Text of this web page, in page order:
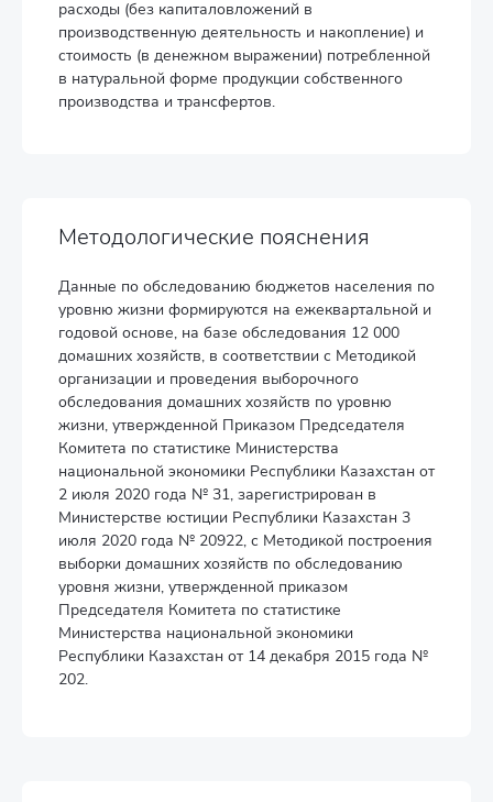
расходы (без капиталовложений в
производственную деятельность и накопление) и
стоимость (в денежном выражении) потребленной
в натуральной форме продукции собственного
производства и трансфертов.
Методологические пояснения
Данные по обследованию бюджетов населения по
уровню жизни формируются на ежеквартальной и
годовой основе, на базе обследования 12 000
домашних хозяйств, в соответствии с Методикой
организации и проведения выборочного
обследования домашних хозяйств по уровню
жизни, утвержденной Приказом Председателя
Комитета по статистике Министерства
национальной экономики Республики Казахстан от
2 июля 2020 года № 31, зарегистрирован в
Министерстве юстиции Республики Казахстан 3
июля 2020 года № 20922, с Методикой построения
выборки домашних хозяйств по обследованию
уровня жизни, утвержденной приказом
Председателя Комитета по статистике
Министерства национальной экономики
Республики Казахстан от 14 декабря 2015 года №
202.